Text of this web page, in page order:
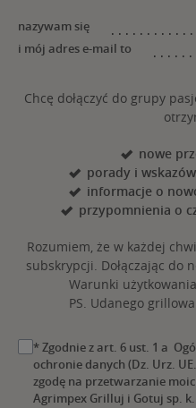
nazywam się
i mój adres e-mail to
Chcę dołączyć do grupy
nowe
porady i
informacje o
przypomnienia o
Rozumiem, że w każdej
subskrypcji. Dołączając do
Warunki
PS. Udanego
* Zgodnie z art. 6 ust. 1 a
ochronie danych (Dz. Urz.
zgodę na przetwarzanie
Agrimpex Grilluj i Gotuj sp.